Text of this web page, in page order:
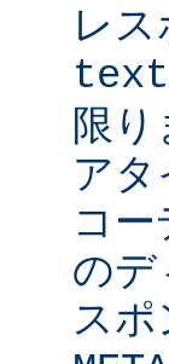
レ
限
ア
コ
のデ
スポ